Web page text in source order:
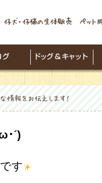
･´)
す